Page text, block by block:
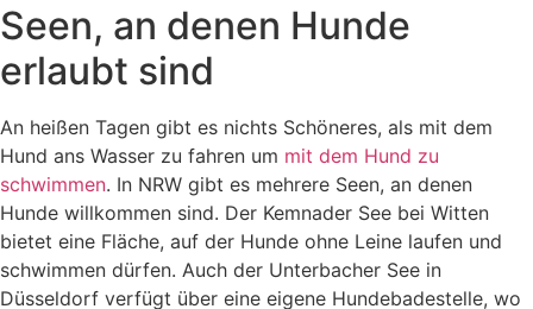
Seen, an denen Hunde
erlaubt sind
An heißen Tagen gibt es nichts Schöneres, als mit dem
Hund ans Wasser zu fahren um mit dem Hund zu
schwimmen. In NRW gibt es mehrere Seen, an denen
Hunde willkommen sind. Der Kemnader See bei Witten
bietet eine Fläche, auf der Hunde ohne Leine laufen und
schwimmen dürfen. Auch der Unterbacher See in
Düsseldorf verfügt über eine eigene Hundebadestelle, wo